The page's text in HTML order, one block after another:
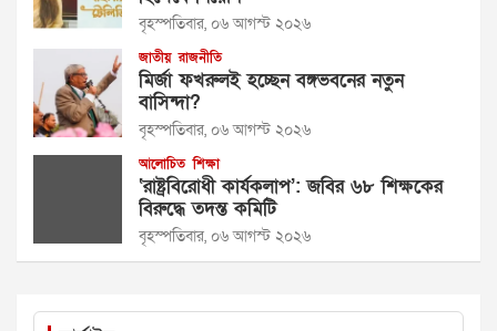
বৃহস্পতিবার, ০৬ আগস্ট ২০২৬
জাতীয় রাজনীতি
মির্জা ফখরুলই হচ্ছেন বঙ্গভবনের নতুন
বাসিন্দা?
বৃহস্পতিবার, ০৬ আগস্ট ২০২৬
আলোচিত শিক্ষা
‘রাষ্ট্রবিরোধী কার্যকলাপ’: জবির ৬৮ শিক্ষকের
বিরুদ্ধে তদন্ত কমিটি
বৃহস্পতিবার, ০৬ আগস্ট ২০২৬